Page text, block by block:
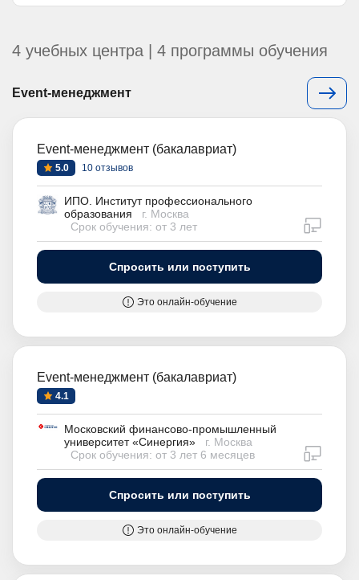
4 учебных центра | 4 программы обучения
Event-менеджмент
Event-менеджмент (бакалавриат)
5.0 10 отзывов
ИПО. Институт профессионального
образования
г. Москва
Срок обучения: от 3 лет
Спросить или поступить
Это онлайн-обучение
Event-менеджмент (бакалавриат)
4.1
Московский финансово-промышленный
университет «Синергия»
г. Москва
Срок обучения: от 3 лет 6 месяцев
Спросить или поступить
Это онлайн-обучение